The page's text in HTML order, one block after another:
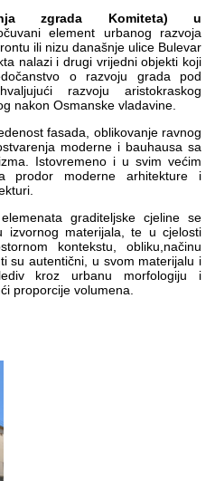
zgrada Komiteta) u
element urbanog razvoja
ili nizu današnje ulice Bulevar
nalazi i drugi vrijedni objekti koji
o razvoju grada pod
razvoju aristokraskog
nakon Osmanske vladavine.
fasada, oblikovanje ravnog
moderne i bauhausa sa
Istovremeno i u svim većim
prodor moderne arhitekture i
graditeljske cjeline se
izvornog materijala, te u cjelosti
kontekstu, obliku,načinu
su autentični, u svom materijalu i
kroz urbanu morfologiju i
proporcije volumena.